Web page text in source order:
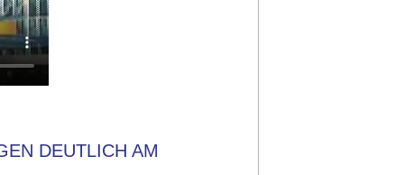
DEUTLICH AM